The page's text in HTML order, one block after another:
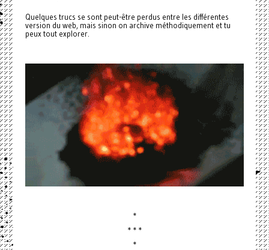
Quelques trucs se sont peut-être perdus entre les différentes
version du web, mais sinon on archive méthodiquement et tu
peux tout explorer.
*
* * *
*